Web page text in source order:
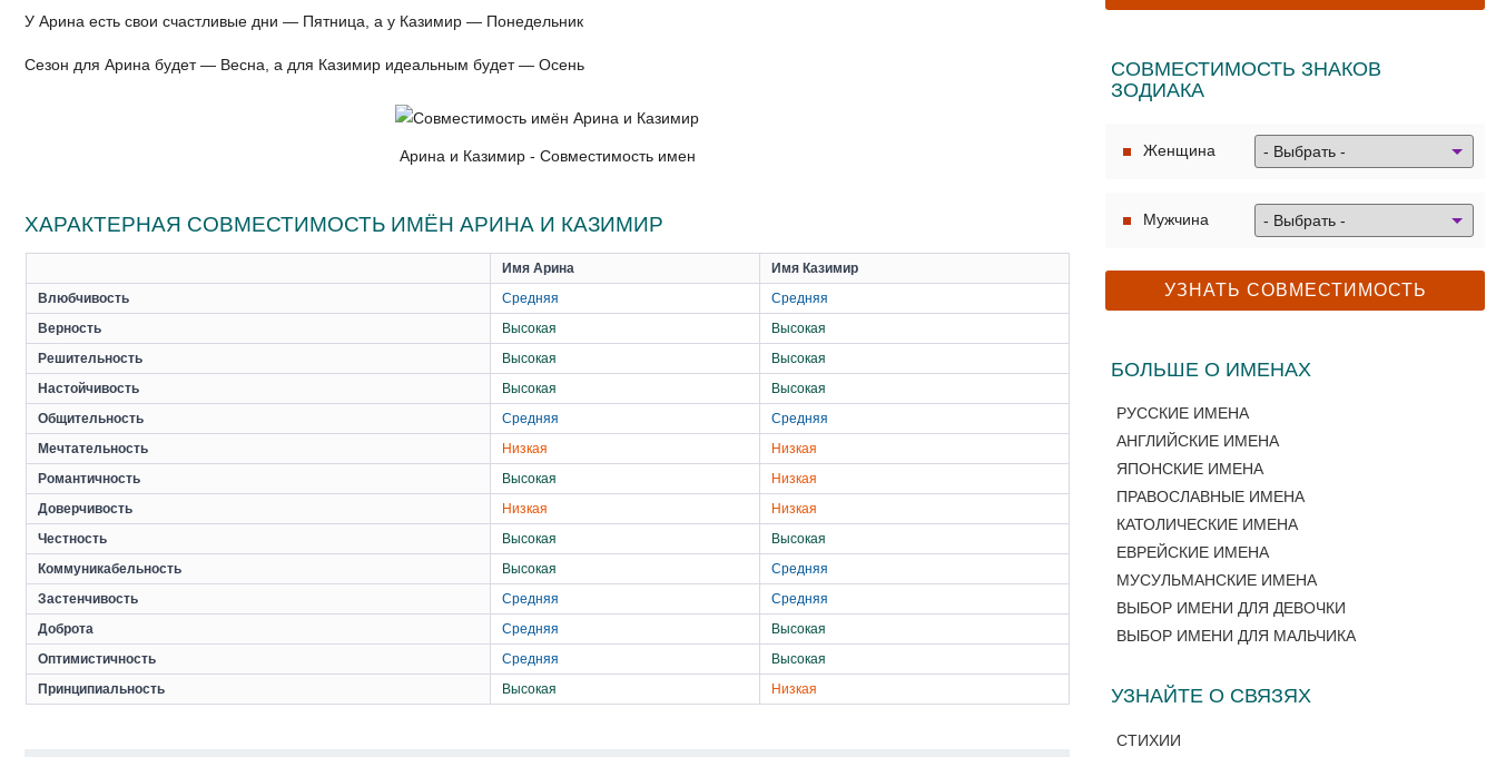
У Арина есть свои счастливые дни — Пятница, а у Казимир — Понедельник
Сезон для Арина будет — Весна, а для Казимир идеальным будет — Осень
Арина и Казимир - Совместимость имен
ХАРАКТЕРНАЯ СОВМЕСТИМОСТЬ ИМЁН АРИНА И КАЗИМИР
Имя Арина
Имя Казимир
Влюбчивость
Средняя
Средняя
Верность
Высокая
Высокая
Решительность
Высокая
Высокая
Настойчивость
Высокая
Высокая
Общительность
Средняя
Средняя
Мечтательность
Низкая
Низкая
Романтичность
Высокая
Низкая
Доверчивость
Низкая
Низкая
Честность
Высокая
Высокая
Коммуникабельность
Высокая
Средняя
Застенчивость
Средняя
Средняя
Доброта
Средняя
Высокая
Оптимистичность
Средняя
Высокая
Принципиальность
Высокая Низкая
СОВМЕСТИМОСТЬ ЗНАКОВ
ЗОДИАКА
Женщина
Мужчина
БОЛЬШЕ О ИМЕНАХ
РУССКИЕ ИМЕНА
АНГЛИЙСКИЕ ИМЕНА
ЯПОНСКИЕ ИМЕНА
ПРАВОСЛАВНЫЕ ИМЕНА
КАТОЛИЧЕСКИЕ ИМЕНА
ЕВРЕЙСКИЕ ИМЕНА
МУСУЛЬМАНСКИЕ ИМЕНА
ВЫБОР ИМЕНИ ДЛЯ ДЕВОЧКИ
ВЫБОР ИМЕНИ ДЛЯ МАЛЬЧИКА
УЗНАЙТЕ О СВЯЗЯХ
СТИХИИ